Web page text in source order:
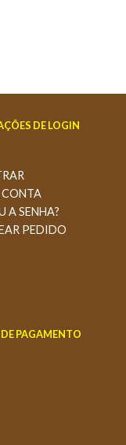
DE LOGIN
A SENHA?
PEDIDO
PAGAMENTO